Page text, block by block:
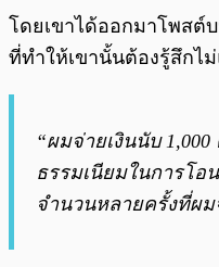
โดยเขาได้ออกมาโพสต์
ที่ทำให้เขานั้นต้องรู้สึกไ
“ผมจ่ายเงินนับ
ธรรมเนียมในการโอ
จำนวนหลายครั้งที่ผม